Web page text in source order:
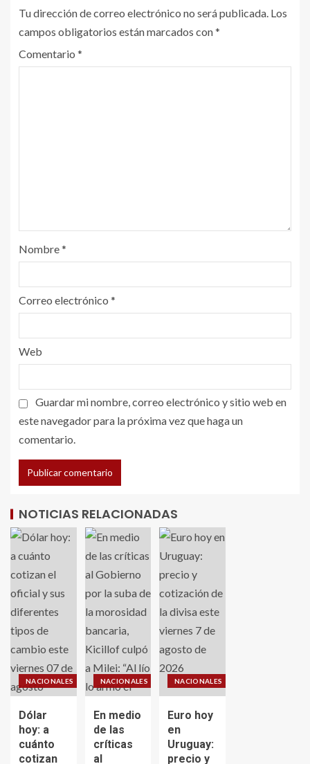
Tu dirección de correo electrónico no será publicada. Los
campos obligatorios están marcados con*
Comentario *
Nombre*
Correo electrónico *
Web
Guardar mi nombre, correo electrónico y sitio web en
este navegador para la próxima vez que haga un
comentario.
NOTICIAS RELACIONADAS
NACIONALES
Dólar
hoy: a
cuánto
cotizan
NACIONALES
En medio
de las
críticas
al
NACIONALES
Euro hoy
en
Uruguay:
precio y